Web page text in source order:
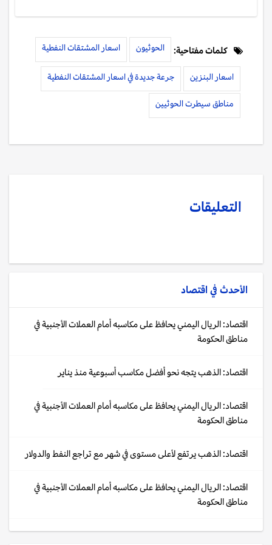
كلمات مفتاحية: الحوثيون اسعار المشتقات النفطية
اسعار البنزين جرعة جديدة في اسعار المشتقات النفطية
مناطق سيطرت الحوثيين
التعليقات
الأحدث في اقتصاد
اقتصاد: الريال اليمني يحافظ على مكاسبه أمام العملات الأجنبية في
مناطق الحكومة
اقتصاد: الذهب يتجه نحو أفضل مكاسب أسبوعية منذ يناير
اقتصاد: الريال اليمني يحافظ على مكاسبه أمام العملات الأجنبية في
مناطق الحكومة
اقتصاد: الذهب يرتفع لأعلى مستوى في شهر مع تراجع النفط والدولار
اقتصاد: الريال اليمني يحافظ على مكاسبه أمام العملات الأجنبية في
مناطق الحكومة